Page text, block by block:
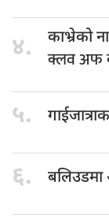
४. काभ्रेको
क्लव अफ
५.
६. बलिउडमा